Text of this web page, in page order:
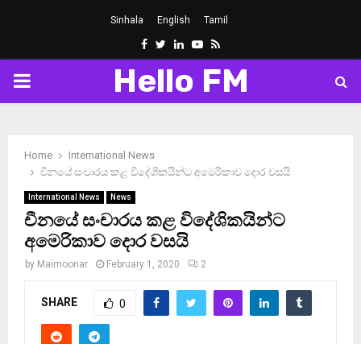
Sinhala English Tamil
Facebook
Twitter
LinkedinYoutube
Rss
PRIMARY
Hello FM
Home
International News
චීනයේ සංචාරය කළ විදේශිකයින්ට අමෙරිකාව දොර වසයි
International News News
චීනයේ සංචාරය කළ විදේශිකයින්ට
අමෙරිකාව දොර වසයි
by Maimoonar February 1, 2020 2
SHARE 0